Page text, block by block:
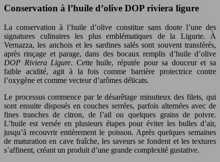
Conservation à l’huile d’olive DOP riviera ligure
La conservation à l’huile d’olive constitue sans doute l’une des
signatures culinaires les plus emblématiques de la Ligurie. À
Vernazza, les anchois et les sardines salés sont souvent transférés,
après rinçage et parage, dans des bocaux remplis d’huile d’olive
DOP Riviera Ligure. Cette huile, réputée pour sa douceur et sa
faible acidité, agit à la fois comme barrière protectrice contre
l’oxygène et comme vecteur d’arômes délicats.
Le processus commence par le désarêtage minutieux des filets, qui
sont ensuite disposés en couches serrées, parfois alternées avec de
fines tranches de citron, de l’ail ou quelques grains de poivre.
L’huile est versée en plusieurs étapes pour éviter les bulles d’air,
jusqu’à recouvrir entièrement le poisson. Après quelques semaines
de maturation en cave fraîche, les saveurs se fondent et les textures
s’affinent, créant un produit d’une grande complexité gustative.